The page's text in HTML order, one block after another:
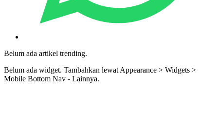
Belum ada artikel trending.
Belum ada widget. Tambahkan lewat Appearance > Widgets >
Mobile Bottom Nav - Lainnya.